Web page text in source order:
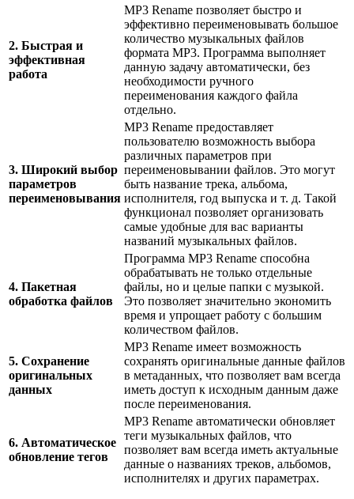
2. Быстрая и
эффективная
работа
MP3 Rename позволяет быстро и
эффективно переименовывать большое
количество музыкальных файлов
формата MP3. Программа выполняет
данную задачу автоматически, без
необходимости ручного
переименования каждого файла
отдельно.
3. Широкий выбор
параметров
переименовывания
MP3 Rename предоставляет
пользователю возможность выбора
различных параметров при
переименовывании файлов. Это могут
быть название трека, альбома,
исполнителя, год выпуска и т. д. Такой
функционал позволяет организовать
самые удобные для вас варианты
названий музыкальных файлов.
4. Пакетная
обработка файлов
Программа MP3 Rename способна
обрабатывать не только отдельные
файлы, но и целые папки с музыкой.
Это позволяет значительно экономить
время и упрощает работу с большим
количеством файлов.
5. Сохранение
оригинальных
данных
MP3 Rename имеет возможность
сохранять оригинальные данные файлов
в метаданных, что позволяет вам всегда
иметь доступ к исходным данным даже
после переименования.
6. Автоматическое
обновление тегов
MP3 Rename автоматически обновляет
теги музыкальных файлов, что
позволяет вам всегда иметь актуальные
данные о названиях треков, альбомов,
исполнителях и других параметрах.